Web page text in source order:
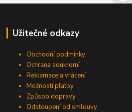
Užitečné odkazy
Obchodní podmínky
Ochrana soukromí
Reklamace a vrácení
Možnosti platby
Způsob dopravy
Odstoupení od smlouvy